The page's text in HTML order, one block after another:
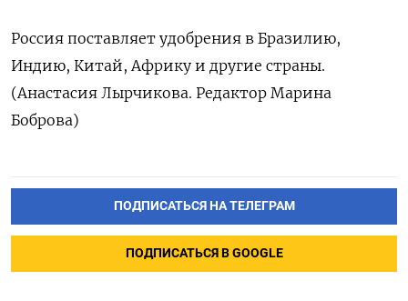
Россия ​поставляет удобрения в Бразилию,
Индию, Китай, Африку и ‌другие страны.
(Анастасия Лырчикова. Редактор Марина
Боброва)
ПОДПИСАТЬСЯ НА ТЕЛЕГРАМ
ПОДПИСАТЬСЯ В GOOGLE